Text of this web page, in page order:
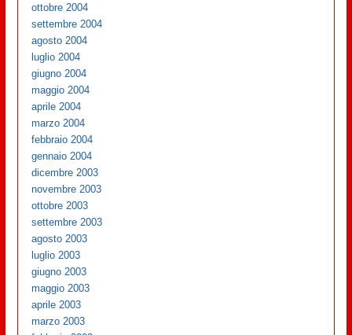
ottobre 2004
settembre 2004
agosto 2004
luglio 2004
giugno 2004
maggio 2004
aprile 2004
marzo 2004
febbraio 2004
gennaio 2004
dicembre 2003
novembre 2003
ottobre 2003
settembre 2003
agosto 2003
luglio 2003
giugno 2003
maggio 2003
aprile 2003
marzo 2003